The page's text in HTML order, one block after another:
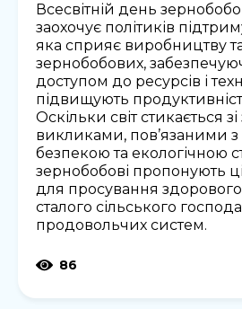
Всесвітній день
заохочує політиків
яка сприяє виробництву
зернобобових,
доступом до ресурсів і
підвищують
Оскільки світ стикається
викликами, пов’язаними
безпекою та екологічною
зернобобові пропонують
для просування
сталого сільського
продовольчих систем.
86